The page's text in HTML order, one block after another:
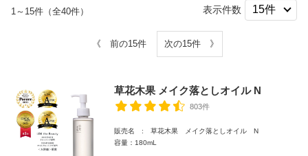
1～15件（全40件） 表示件数
《 前の15件 次の15件 》
草花木果 メイク落としオイル N
803件
販売名 : 草花木果 メイク落としオイル N
容量：180mL